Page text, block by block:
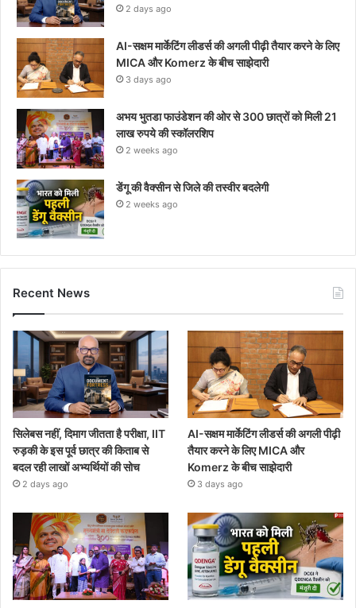
2 days ago
AI-सक्षम मार्केटिंग लीडर्स की अगली पीढ़ी तैयार करने के लिए
MICA और Komerz के बीच साझेदारी
3 days ago
अभय भुतडा फाउंडेशन की ओर से 300 छात्रों को मिली 21
लाख रुपये की स्कॉलरशिप
2 weeks ago
डेंगू की वैक्सीन से जिले की तस्वीर बदलेगी
2 weeks ago
Recent News
सिलेबस नहीं, दिमाग जीतता है परीक्षा, IIT
रुड़की के इस पूर्व छात्र की किताब से
बदल रही लाखों अभ्यर्थियों की सोच
2 days ago
AI-सक्षम मार्केटिंग लीडर्स की अगली पीढ़ी
तैयार करने के लिए MICA और
Komerz के बीच साझेदारी
3 days ago